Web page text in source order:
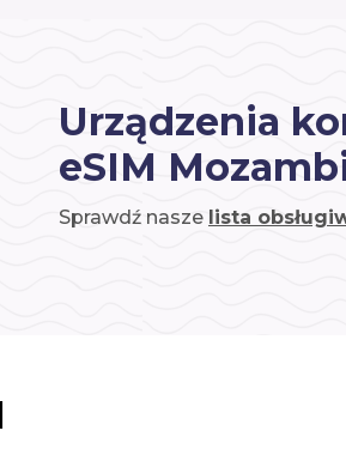
Urządzenia
eSIM
Sprawdź nasze lista